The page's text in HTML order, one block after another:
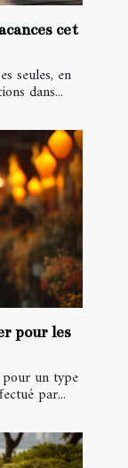
cet
seules, en
dans...
pour les
pour un type
par...